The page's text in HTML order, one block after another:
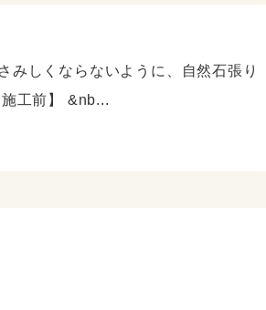
みしくならないように、自然石張り
工前】 &nb...